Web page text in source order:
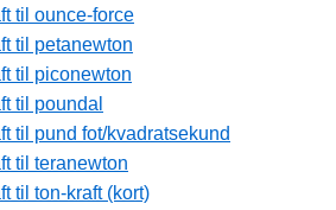
til ounce-force
til petanewton
til piconewton
til poundal
til pund fot/kvadratsekund
til teranewton
til ton-kraft (kort)